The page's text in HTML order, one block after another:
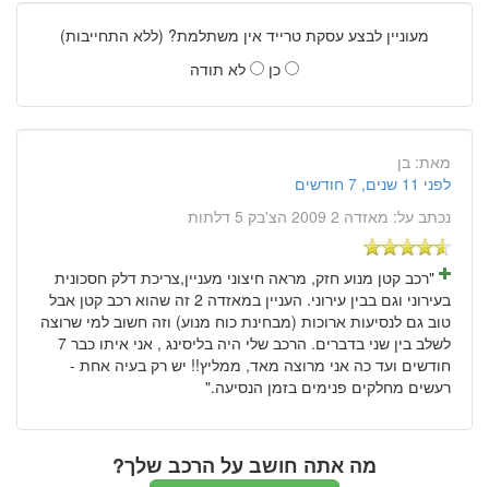
מעוניין לבצע עסקת טרייד אין משתלמת? (ללא התחייבות)
כן
לא תודה
מאת: בן
לפני 11 שנים, 7 חודשים
נכתב על: מאזדה 2 2009 הצ'בק 5 דלתות
"רכב קטן מנוע חזק, מראה חיצוני מעניין,צריכת דלק חסכונית
בעירוני וגם בבין עירוני. העניין במאזדה 2 זה שהוא רכב קטן אבל
טוב גם לנסיעות ארוכות (מבחינת כוח מנוע) וזה חשוב למי שרוצה
לשלב בין שני בדברים. הרכב שלי היה בליסינג , אני איתו כבר 7
חודשים ועד כה אני מרוצה מאד, ממליץ!! יש רק בעיה אחת -
רעשים מחלקים פנימים בזמן הנסיעה."
מה אתה חושב על הרכב שלך?